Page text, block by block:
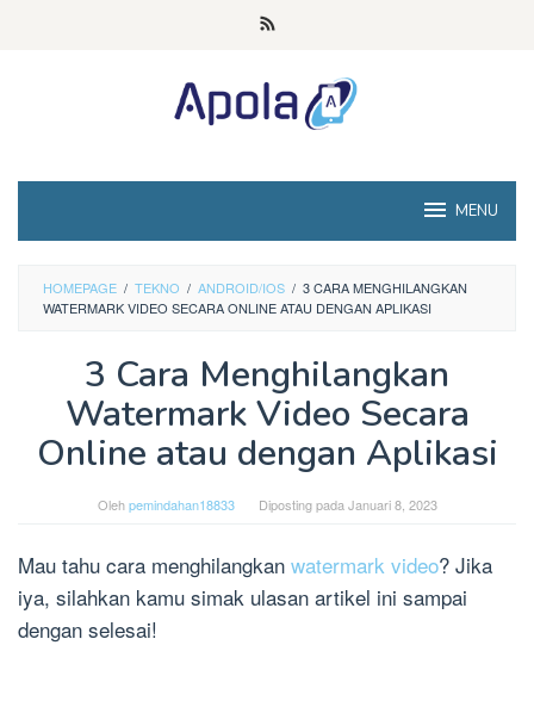
MENU
HOMEPAGE / TEKNO / ANDROID/IOS / 3 CARA MENGHILANGKAN
WATERMARK VIDEO SECARA ONLINE ATAU DENGAN APLIKASI
3 Cara Menghilangkan
Watermark Video Secara
Online atau dengan Aplikasi
Olehpemindahan18833 Diposting pada Januari 8, 2023
Mau tahu cara menghilangkan watermark video? Jika
iya, silahkan kamu simak ulasan artikel ini sampai
dengan selesai!